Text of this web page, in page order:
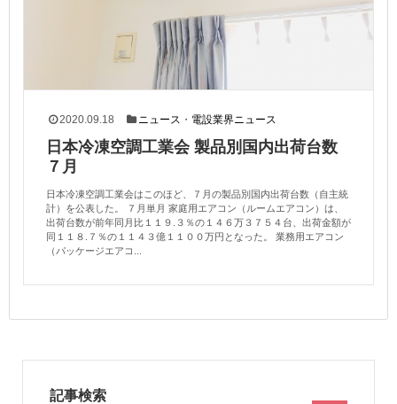
2020.09.18 ニュース ・ 電設業界ニュース
日本冷凍空調工業会 製品別国内出荷台数
７月
日本冷凍空調工業会はこのほど、７月の製品別国内出荷台数（自主統
計）を公表した。 ７月単月 家庭用エアコン（ルームエアコン）は、
出荷台数が前年同月比１１９.３％の１４６万３７５４台、出荷金額が
同１１８.７％の１１４３億１１００万円となった。 業務用エアコン
（パッケージエアコ...
記事検索